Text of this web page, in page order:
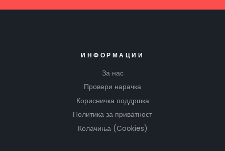
ИНФОРМАЦИИ
За нас
Провери нарачка
Корисничка поддршка
Политика за приватност
Колачиња (Cookies)